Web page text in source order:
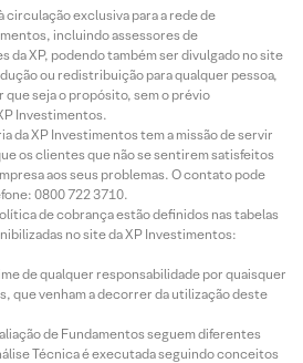
exclusiva para a rede de
incluindo assessores de
da XP, podendo também ser divulgado no site
ou redistribuição para qualquer pessoa,
que seja o propósito, sem o prévio
Investimentos.
da XP Investimentos tem a missão de servir
os clientes que não se sentirem satisfeitos
aos seus problemas. O contato pode
0800 722 3710.
de cobrança estão definidos nas tabelas
no site da XP Investimentos:
de qualquer responsabilidade por quaisquer
que venham a decorrer da utilização deste
de Fundamentos seguem diferentes
Técnica é executada seguindo conceitos